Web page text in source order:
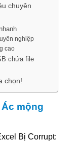
chuyên
nghiệp
cao
chứa file
chọn!
mộng